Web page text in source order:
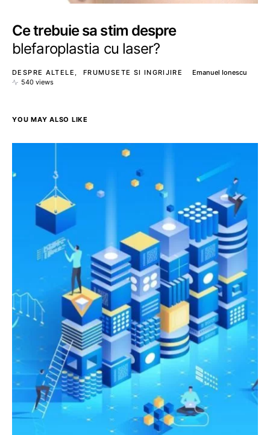
Ce trebuie sa stim despre
blefaroplastia cu laser?
DESPRE ALTELE FRUMUSETE SI INGRIJIRE
Emanuel Ionescu
540 views
YOU MAY ALSO LIKE